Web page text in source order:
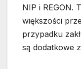
NIP i REGON.
większości
przypadku
są dodatkowe